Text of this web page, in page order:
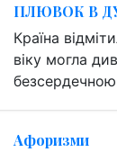
ПЛЮВОК В
Країна
віку могла
Афоризми